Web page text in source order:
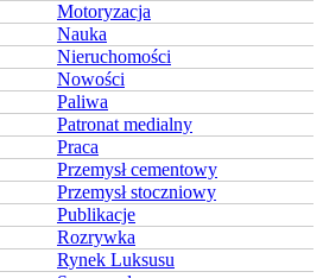
Motoryzacja
Nauka
Nieruchomości
Nowości
Paliwa
Patronat medialny
Praca
Przemysł cementowy
Przemysł stoczniowy
Publikacje
Rozrywka
Rynek Luksusu